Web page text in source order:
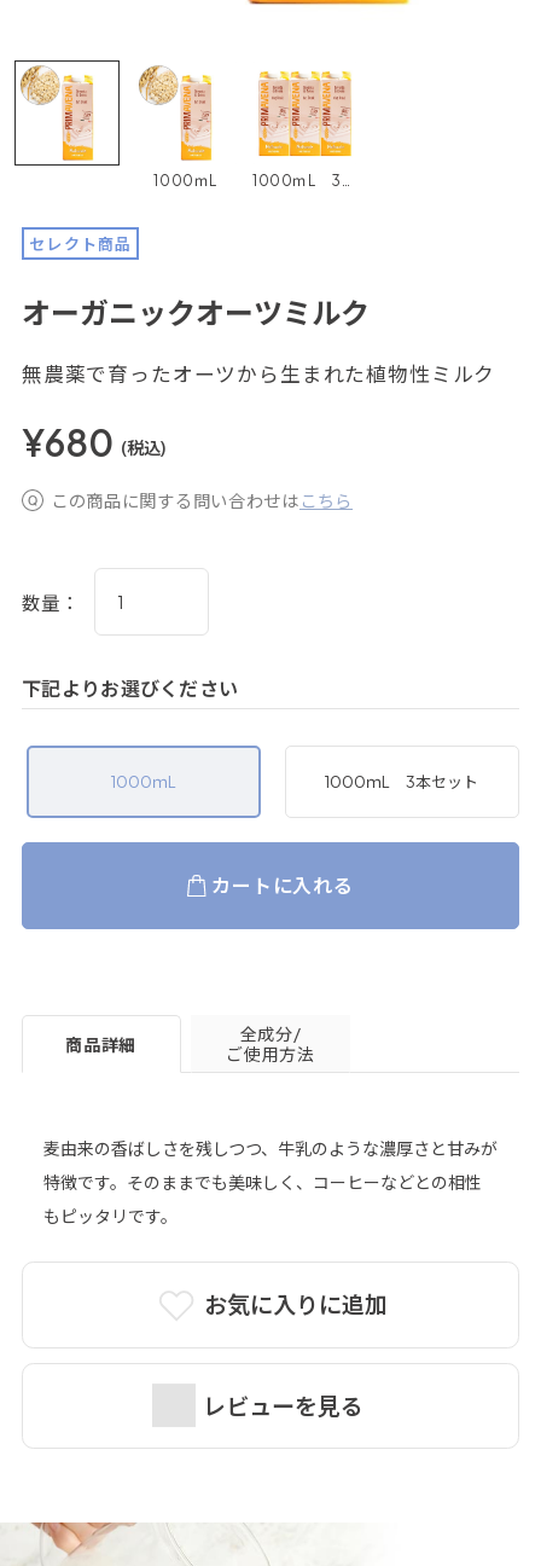
1000ｍL 1000ｍL 3本セット
セレクト商品
オーガニックオーツミルク
無農薬で育ったオーツから生まれた植物性ミルク
¥680 (税込)
この商品に関する問い合わせは こちら
お気に入りに追加
レビューを見る
数量：
下記よりお選びください
1000ｍL 1000ｍL 3本セット
カートに入れる
商品詳細
全成分/
ご使用方法
麦由来の香ばしさを残しつつ、牛乳のような濃厚さと甘みが
特徴です。そのままでも美味しく、コーヒーなどとの相性
もピッタリです。